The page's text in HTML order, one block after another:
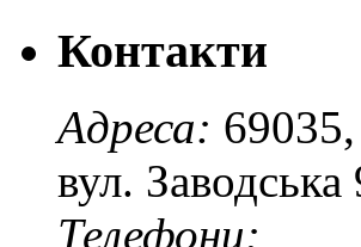
Контакти
Адреса:
вул.
Телефони: